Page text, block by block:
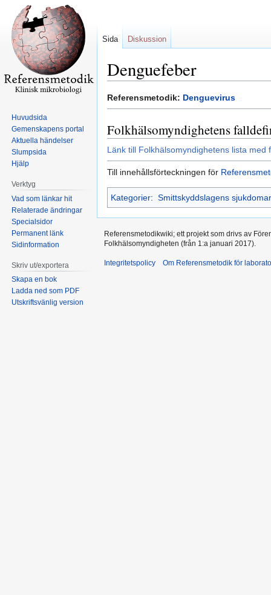
Denguefeber
Hoppa
till
navigering
Hoppa
till
sök
Referensmetodik: Denguevirus
Folkhälsomyndighetens
Länk till Folkhälsomyndighetens lista
Till innehållsförteckningen för
Kategorier: Smittskyddslagens sjukdomar
Sida Diskussion
Huvudsida
Gemenskapens portal
Aktuella händelser
Slumpsida
Hjälp
Verktyg
Vad som länkar hit
Relaterade ändringar
Specialsidor
Permanent länk
Sidinformation
Skriv ut/exportera
Skapa en bok
Ladda ned som PDF
Utskriftsvänlig version
Referensmetodikwiki; ett projekt som drivs av
Folkhälsomyndigheten (från 1:a januari 2017).
Integritetspolicy Om Referensmetodik för